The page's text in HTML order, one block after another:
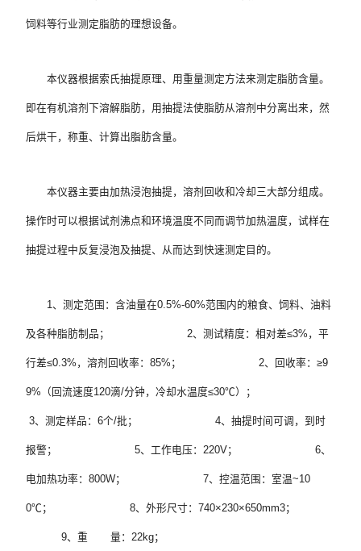
饲料等行业测定脂肪的理想设备。
本仪器根据索氏抽提原理、用重量测定方法来测定脂肪含量。
即在有机溶剂下溶解脂肪，用抽提法使脂肪从溶剂中分离出来，然
后烘干，称重、计算出脂肪含量。
本仪器主要由加热浸泡抽提，溶剂回收和冷却三大部分组成。
操作时可以根据试剂沸点和环境温度不同而调节加热温度，试样在
抽提过程中反复浸泡及抽提、从而达到快速测定目的。
1、测定范围：含油量在0.5%-60%范围内的粮食、饲料、油料
及各种脂肪制品；                        2、测试精度：相对差≤3%，平
行差≤0.3%，溶剂回收率：85%；                        2、回收率：≥9
9%（回流速度120滴/分钟，冷却水温度≤30℃）；
3、测定样品：6个/批；                        4、抽提时间可调，到时
报警；                        5、工作电压：220V；                        6、
电加热功率：800W；                        7、控温范围：室温~10
0℃；                        8、外形尺寸：740×230×650mm3；
9、重       量：22kg；